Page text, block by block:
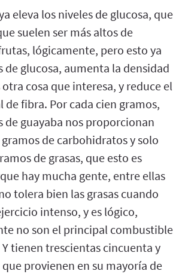
eleva los niveles de glucosa, que
suelen ser más altos de
lógicamente, pero esto ya
de glucosa, aumenta la densidad
cosa que interesa, y reduce el
fibra. Por cada cien gramos,
de guayaba nos proporcionan
de carbohidratos y solo
de grasas, que esto es
hay mucha gente, entre ellas
tolera bien las grasas cuando
intenso, y es lógico,
no son el principal combustible
tienen trescientas cincuenta y
provienen en su mayoría de